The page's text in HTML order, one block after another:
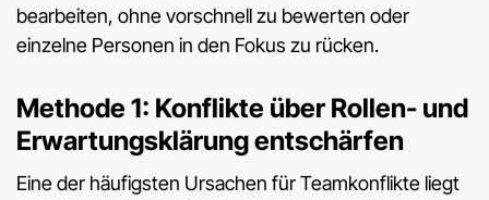
bearbeiten, ohne vorschnell zu bewerten oder
einzelne Personen in den Fokus zu rücken.
Methode 1: Konflikte über Rollen- und
Erwartungsklärung entschärfen
Eine der häufigsten Ursachen für Teamkonflikte liegt